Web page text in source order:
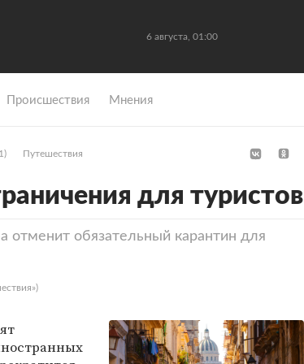
6 августа, 01:00
Происшествия Мнения
Путешествия
для туристов
отменит обязательный карантин для